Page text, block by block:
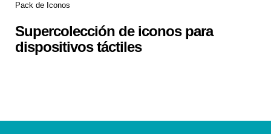
Pack de Iconos
Supercolección de iconos para
dispositivos táctiles